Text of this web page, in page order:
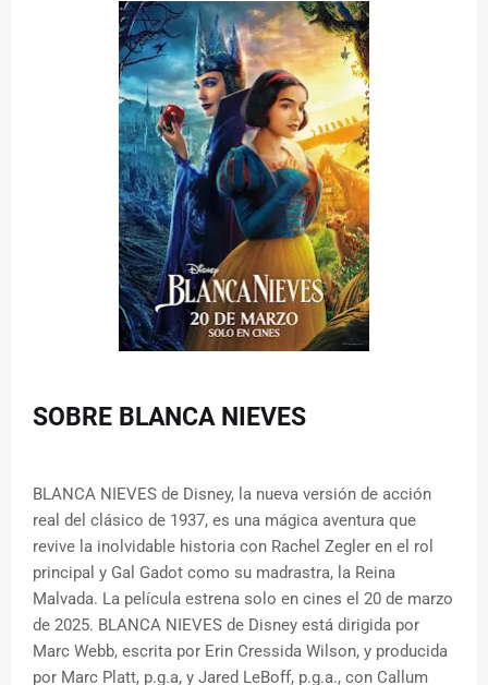
SOBRE BLANCA NIEVES
BLANCA NIEVES de Disney, la nueva versión de acción
real del clásico de 1937, es una mágica aventura que
revive la inolvidable historia con Rachel Zegler en el rol
principal y Gal Gadot como su madrastra, la Reina
Malvada. La película estrena solo en cines el 20 de marzo
de 2025. BLANCA NIEVES de Disney está dirigida por
Marc Webb, escrita por Erin Cressida Wilson, y producida
por Marc Platt, p.g.a, y Jared LeBoff, p.g.a., con Callum